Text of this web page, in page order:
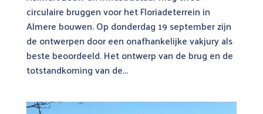
circulaire bruggen voor het Floriadeterrein in
Almere bouwen. Op donderdag 19 september zijn
de ontwerpen door een onafhankelijke vakjury als
beste beoordeeld. Het ontwerp van de brug en de
totstandkoming van de...